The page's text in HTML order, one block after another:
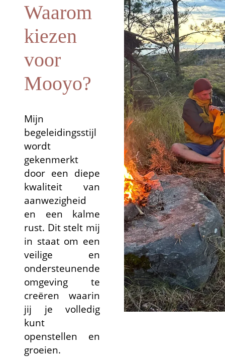
Waarom
kiezen
voor
Mooyo?
Mijn
begeleidingsstijl
wordt
gekenmerkt
door een diepe
kwaliteit van
aanwezigheid
en een kalme
rust. Dit stelt mij
in staat om een
veilige en
ondersteunende
omgeving te
creëren waarin
jij je volledig
kunt
openstellen en
groeien.